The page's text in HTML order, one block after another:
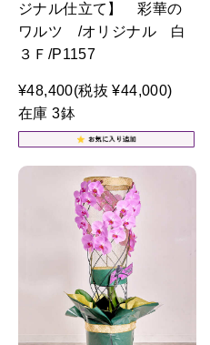
ジナル仕立て】 彩華の
ワルツ /オリジナル 白
３Ｆ/P1157
¥48,400(税抜 ¥44,000)
在庫 3鉢